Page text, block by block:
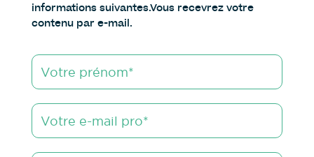
informations suivantes.Vous recevrez votre
contenu par e-mail.